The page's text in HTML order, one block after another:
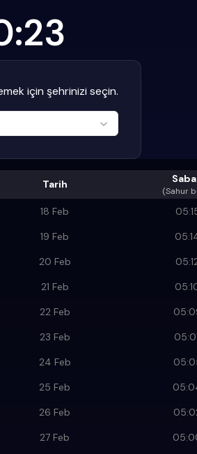
için şehrinizi seçin.
Tarih
(Sahur
18 Feb
19 Feb
20 Feb
21 Feb
22 Feb
23 Feb
24 Feb
25 Feb
26 Feb
27 Feb